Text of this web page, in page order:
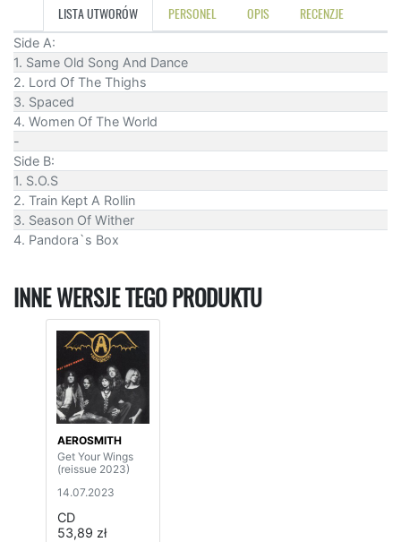
LISTA UTWORÓW PERSONEL OPIS RECENZJE
Side A:
1. Same Old Song And Dance
2. Lord Of The Thighs
3. Spaced
4. Women Of The World
-
Side B:
1. S.O.S
2. Train Kept A Rollin
3. Season Of Wither
4. Pandora`s Box
INNE WERSJE TEGO PRODUKTU
AEROSMITH
Get Your Wings
(reissue 2023)
14.07.2023
CD
53,89 zł